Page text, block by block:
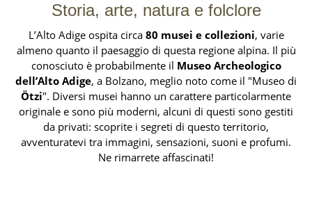
Storia, arte, natura e folclore
L’Alto Adige ospita circa 80 musei e collezioni, varie
almeno quanto il paesaggio di questa regione alpina. Il più
conosciuto è probabilmente il Museo Archeologico
dell’Alto Adige, a Bolzano, meglio noto come il "Museo di
Ötzi". Diversi musei hanno un carattere particolarmente
originale e sono più moderni, alcuni di questi sono gestiti
da privati: scoprite i segreti di questo territorio,
avventuratevi tra immagini, sensazioni, suoni e profumi.
Ne rimarrete affascinati!